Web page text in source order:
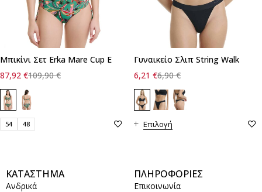
Μπικίνι Σετ Erka Mare Cup E
109,90€
87,92 €
54 48
Γυναικείο Σλιπ String Walk
6,90€
6,21 €
Επιλογή
ΚΑΤΑΣΤΗΜΑ
Ανδρικά
ΠΛΗΡΟΦΟΡΙΕΣ
Επικοινωνία